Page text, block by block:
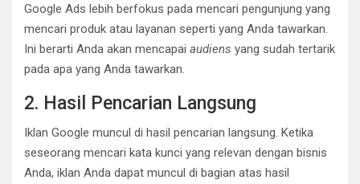
Google Ads lebih berfokus pada mencari pengunjung yang
mencari produk atau layanan seperti yang Anda tawarkan.
Ini berarti Anda akan mencapai audiens yang sudah tertarik
pada apa yang Anda tawarkan.
2. Hasil Pencarian Langsung
Iklan Google muncul di hasil pencarian langsung. Ketika
seseorang mencari kata kunci yang relevan dengan bisnis
Anda, iklan Anda dapat muncul di bagian atas hasil